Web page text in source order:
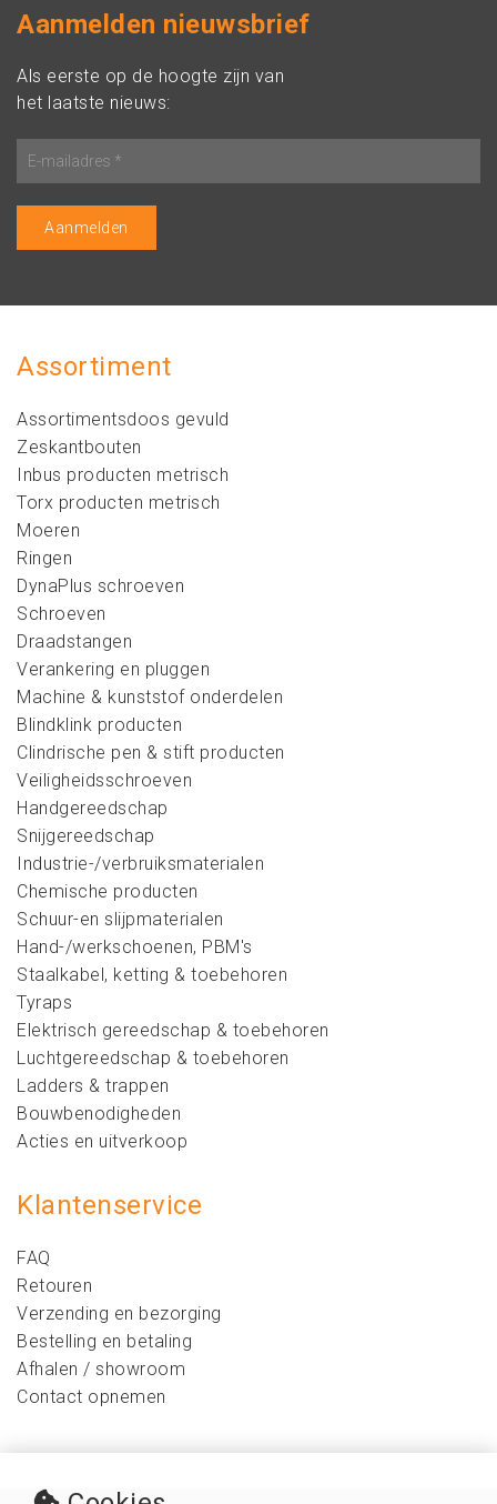
Aanmelden nieuwsbrief
Als eerste op de hoogte zijn van
het laatste nieuws:
Assortiment
Assortimentsdoos gevuld
Zeskantbouten
Inbus producten metrisch
Torx producten metrisch
Moeren
Ringen
DynaPlus schroeven
Schroeven
Draadstangen
Verankering en pluggen
Machine & kunststof onderdelen
Blindklink producten
Clindrische pen & stift producten
Veiligheidsschroeven
Handgereedschap
Snijgereedschap
Industrie-/verbruiksmaterialen
Chemische producten
Schuur-en slijpmaterialen
Hand-/werkschoenen, PBM's
Staalkabel, ketting & toebehoren
Tyraps
Elektrisch gereedschap & toebehoren
Luchtgereedschap & toebehoren
Ladders & trappen
Bouwbenodigheden
Acties en uitverkoop
Klantenservice
FAQ
Retouren
Verzending en bezorging
Bestelling en betaling
Afhalen / showroom
Contact opnemen